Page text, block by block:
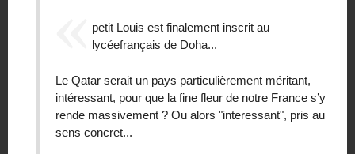
petit Louis est finalement inscrit au
lycéefrançais de Doha...
Le Qatar serait un pays particulièrement méritant,
intéressant, pour que la fine fleur de notre France s’y
rende massivement ? Ou alors "interessant", pris au
sens concret...